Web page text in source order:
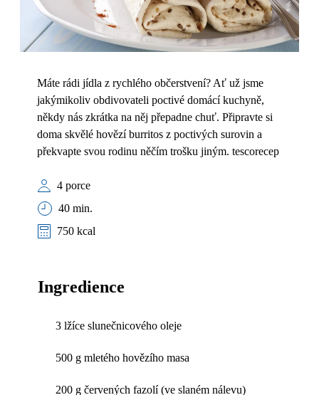
Máte rádi jídla z rychlého občerstvení? Ať už jsme
jakýmikoliv obdivovateli poctivé domácí kuchyně,
někdy nás zkrátka na něj přepadne chuť. Připravte si
doma skvělé hovězí burritos z poctivých surovin a
překvapte svou rodinu něčím trošku jiným. tescorecep
4 porce
40 min.
750 kcal
Ingredience
3 lžíce slunečnicového oleje
500 g mletého hovězího masa
200 g červených fazolí (ve slaném nálevu)